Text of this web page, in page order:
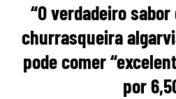
“O verdadeiro
churrasqueira
pode comer
por